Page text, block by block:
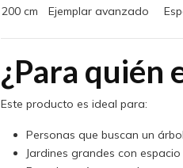
200 cm
Ejemplar avanzado
¿Para quién
Este producto es ideal para:
Personas que buscan un
Jardines grandes con